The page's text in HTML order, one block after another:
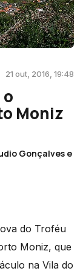
21 out, 2016, 19:48
Moniz
Gonçalves e
do Troféu
Moniz, que
na Vila do